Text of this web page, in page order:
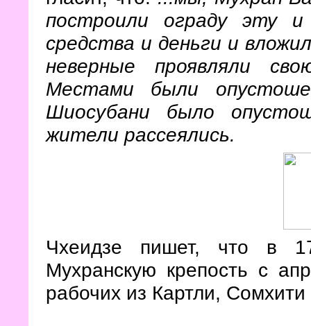
построили ограду эту
средства и деньги и
неверные проявляли
Местами были
Шиосубани было
жители рассеялись.
Чхеидзе пишет, что в
Мухранскую крепость с
рабочих из Картли,